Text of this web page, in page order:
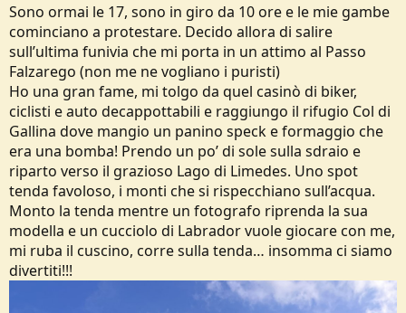
Sono ormai le 17, sono in giro da 10 ore e le mie gambe
cominciano a protestare. Decido allora di salire
sull’ultima funivia che mi porta in un attimo al Passo
Falzarego (non me ne vogliano i puristi)
Ho una gran fame, mi tolgo da quel casinò di biker,
ciclisti e auto decappottabili e raggiungo il rifugio Col di
Gallina dove mangio un panino speck e formaggio che
era una bomba! Prendo un po’ di sole sulla sdraio e
riparto verso il grazioso Lago di Limedes. Uno spot
tenda favoloso, i monti che si rispecchiano sull’acqua.
Monto la tenda mentre un fotografo riprenda la sua
modella e un cucciolo di Labrador vuole giocare con me,
mi ruba il cuscino, corre sulla tenda… insomma ci siamo
divertiti!!!